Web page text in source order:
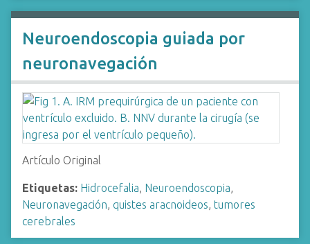
Neuroendoscopia guiada por
neuronavegación
Artículo Original
Etiquetas: Hidrocefalia, Neuroendoscopia,
Neuronavegación, quistes aracnoideos, tumores
cerebrales